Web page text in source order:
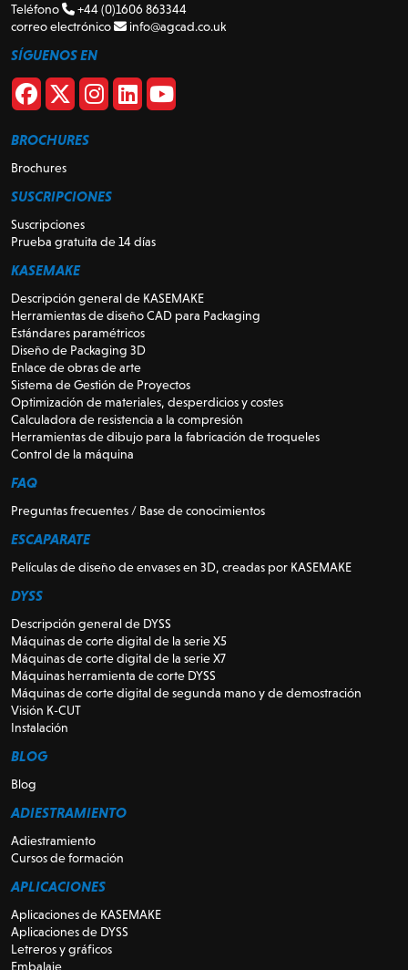
Teléfono
+44 (0)1606 863344
correo electrónico
info@agcad.co.uk
SÍGUENOS EN
BROCHURES
Brochures
SUSCRIPCIONES
Suscripciones
Prueba gratuita de 14 días
KASEMAKE
Descripción general de KASEMAKE
Herramientas de diseño CAD para Packaging
Estándares paramétricos
Diseño de Packaging 3D
Enlace de obras de arte
Sistema de Gestión de Proyectos
Optimización de materiales, desperdicios y costes
Calculadora de resistencia a la compresión
Herramientas de dibujo para la fabricación de troqueles
Control de la máquina
FAQ
Preguntas frecuentes / Base de conocimientos
ESCAPARATE
Películas de diseño de envases en 3D, creadas por KASEMAKE
DYSS
Descripción general de DYSS
Máquinas de corte digital de la serie X5
Máquinas de corte digital de la serie X7
Máquinas herramienta de corte DYSS
Máquinas de corte digital de segunda mano y de demostración
Visión K-CUT
Instalación
BLOG
Blog
ADIESTRAMIENTO
Adiestramiento
Cursos de formación
APLICACIONES
Aplicaciones de KASEMAKE
Aplicaciones de DYSS
Letreros y gráficos
Embalaje